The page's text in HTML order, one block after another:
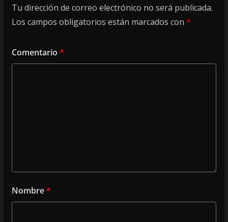
Tu dirección de correo electrónico no será publicada.
Los campos obligatorios están marcados con *
Comentario *
Nombre*